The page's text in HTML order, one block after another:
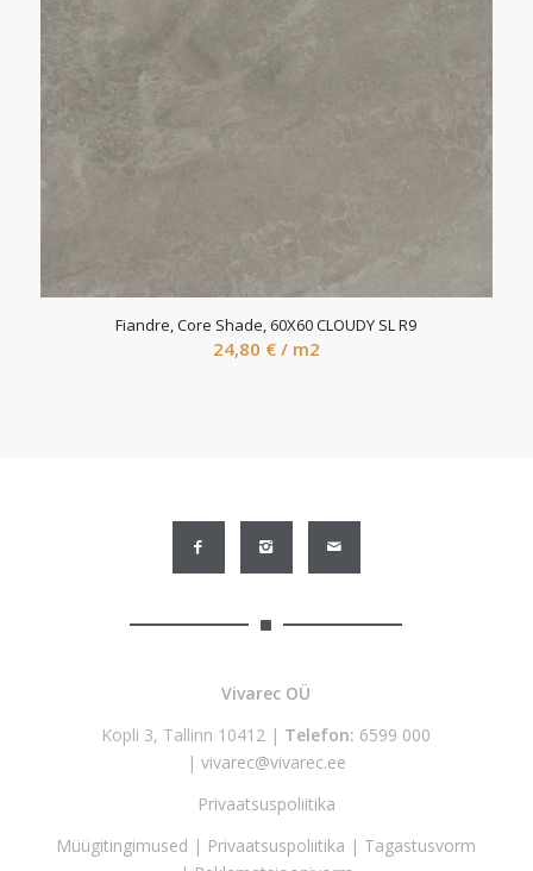
Fiandre, Core Shade, 60X60 CLOUDY SL R9
24,80 € / m2
Vivarec OÜ
Kopli 3, Tallinn 10412 | Telefon: 6599 000
| vivarec@vivarec.ee
Privaatsuspoliitika
Müügitingimused | Privaatsuspoliitika | Tagastusvorm